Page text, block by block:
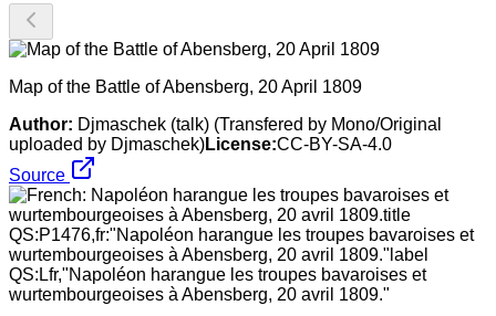
Map of the Battle of Abensberg, 20 April 1809
Author: Djmaschek (talk) (Transfered by Mono/Original
uploaded by Djmaschek)License:CC-BY-SA-4.0
Source